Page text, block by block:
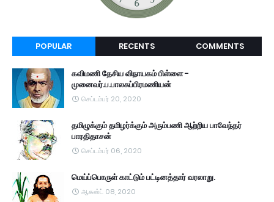
POPULAR RECENTS COMMENTS
கவிமணி தேசிய விநாயகம் பிள்ளை -
முனைவர்.ப.பாலசுப்பிரமணியன்
செப்டம்பர் 20, 2020
தமிழுக்கும் தமிழர்க்கும் அரும்பணி ஆற்றிய பாவேந்தர்
பாரதிதாசன்
செப்டம்பர் 06, 2020
மெய்ப்பொருள் காட்டும் பட்டினத்தார் வரலாறு.
ஆகஸ்ட் 08, 2020